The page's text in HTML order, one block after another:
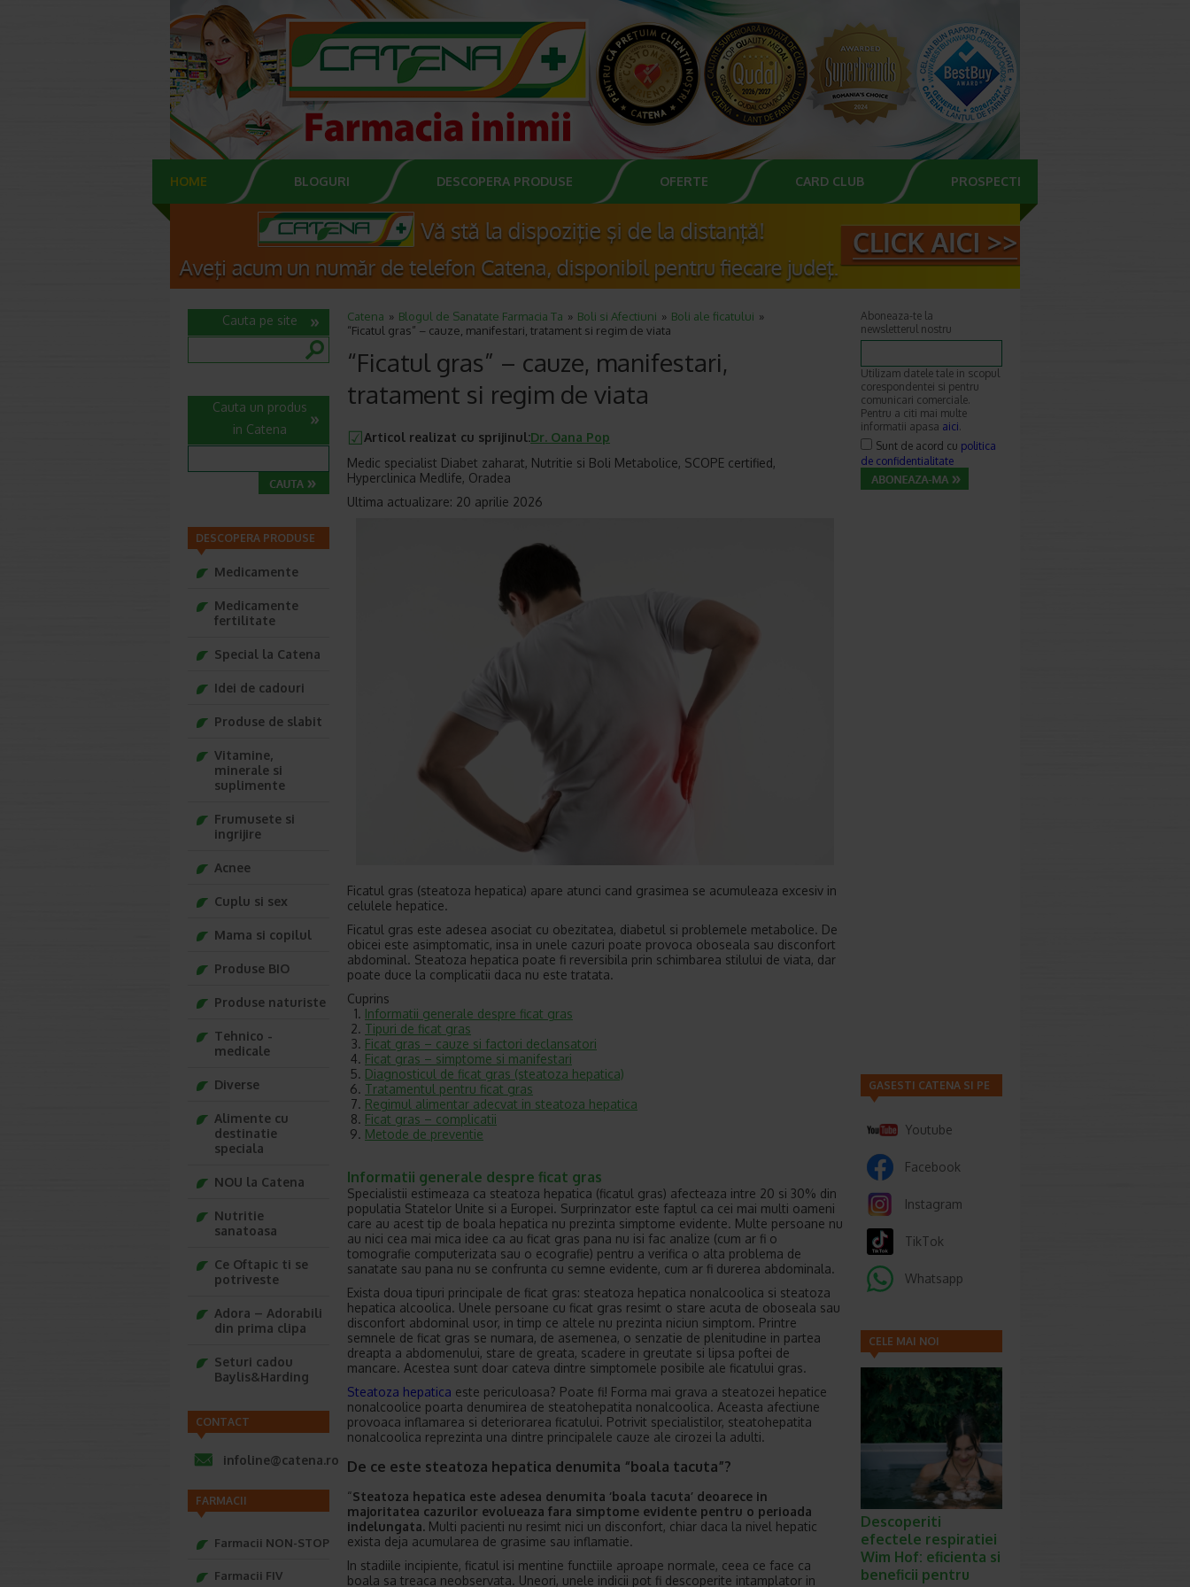
HOME BLOGURI DESCOPERA PRODUSE OFERTE CARD CLUB PROSPECTE
Catena Blogul de Sanatate Farmacia Ta Boli si Afectiuni
Boli ale ficatului
“Ficatul gras” – cauze, manifestari, tratament si regim de viata
“Ficatul gras” – cauze, manifestari,
tratament si regim de viata
Articol realizat cu sprijinul:Dr. Oana Pop
Medic specialist Diabet zaharat, Nutritie si Boli Metabolice, SCOPE certified,
Hyperclinica Medlife, Oradea
Ultima actualizare: 20 aprilie 2026
Ficatul gras (steatoza hepatica) apare atunci cand grasimea se acumuleaza excesiv in
celulele hepatice.
Ficatul gras este adesea asociat cu obezitatea, diabetul si problemele metabolice. De
obicei este asimptomatic, insa in unele cazuri poate provoca oboseala sau disconfort
abdominal. Steatoza hepatica poate fi reversibila prin schimbarea stilului de viata, dar
poate duce la complicatii daca nu este tratata.
Cuprins
Informatii generale despre ficat gras
Tipuri de ficat gras
Ficat gras – cauze si factori declansatori
Ficat gras – simptome si manifestari
Diagnosticul de ficat gras (steatoza hepatica)
Tratamentul pentru ficat gras
Regimul alimentar adecvat in steatoza hepatica
Ficat gras – complicatii
Metode de preventie
Informatii generale despre ficat gras
Specialistii estimeaza ca steatoza hepatica (ficatul gras) afecteaza intre 20 si 30% din
populatia Statelor Unite si a Europei. Surprinzator este faptul ca cei mai multi oameni
care au acest tip de boala hepatica nu prezinta simptome evidente. Multe persoane nu
au nici cea mai mica idee ca au ficat gras pana nu isi fac analize (cum ar fi o
tomografie computerizata sau o ecografie) pentru a verifica o alta problema de
sanatate sau pana nu se confrunta cu semne evidente, cum ar fi durerea abdominala.
Exista doua tipuri principale de ficat gras: steatoza hepatica nonalcoolica si steatoza
hepatica alcoolica. Unele persoane cu ficat gras resimt o stare acuta de oboseala sau
disconfort abdominal usor, in timp ce altele nu prezinta niciun simptom. Printre
semnele de ficat gras se numara, de asemenea, o senzatie de plenitudine in partea
dreapta a abdomenului, stare de greata, scadere in greutate si lipsa poftei de
mancare. Acestea sunt doar cateva dintre simptomele posibile ale ficatului gras.
Steatoza hepatica este periculoasa? Poate fi! Forma mai grava a steatozei hepatice
nonalcoolice poarta denumirea de steatohepatita nonalcoolica. Aceasta afectiune
provoaca inflamarea si deteriorarea ficatului. Potrivit specialistilor, steatohepatita
nonalcoolica reprezinta una dintre principalele cauze ale cirozei la adulti.
De ce este steatoza hepatica denumita “boala tacuta”?
“Steatoza hepatica este adesea denumita ‘boala tacuta’ deoarece in
majoritatea cazurilor evolueaza fara simptome evidente pentru o perioada
indelungata. Multi pacienti nu resimt nici un disconfort, chiar daca la nivel hepatic
exista deja acumularea de grasime sau inflamatie.
In stadiile incipiente, ficatul isi mentine functiile aproape normale, ceea ce face ca
boala sa treaca neobservata. Uneori, unele indicii pot fi descoperite intamplator in
Cauta pe site
Cauta un produs
in Catena
DESCOPERA PRODUSE
Medicamente
Medicamente
fertilitate
Special la Catena
Idei de cadouri
Produse de slabit
Vitamine,
minerale si
suplimente
Frumusete si
ingrijire
Acnee
Cuplu si sex
Mama si copilul
Produse BIO
Produse naturiste
Tehnico -
medicale
Diverse
Alimente cu
destinatie
speciala
NOU la Catena
Nutritie
sanatoasa
Ce Oftapic ti se
potriveste
Adora – Adorabili
din prima clipa
Seturi cadou
Baylis&Harding
CONTACT
infoline@catena.ro
FARMACII
Farmacii NON-STOP
Farmacii FIV
Aboneaza-te la
newsletterul nostru
Utilizam datele tale in scopul
corespondentei si pentru
comunicari comerciale.
Pentru a citi mai multe
informatii apasa aici.
Sunt de acord cu politica
de confidentialitate
GASESTI CATENA SI PE
Youtube
Facebook
Instagram
TikTok
Whatsapp
CELE MAI NOI
Descoperiti
efectele respiratiei
Wim Hof: eficienta si
beneficii pentru